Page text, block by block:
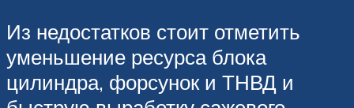
Из недостатков стоит отметить
уменьшение ресурса блока
цилиндра, форсунок и ТНВД и